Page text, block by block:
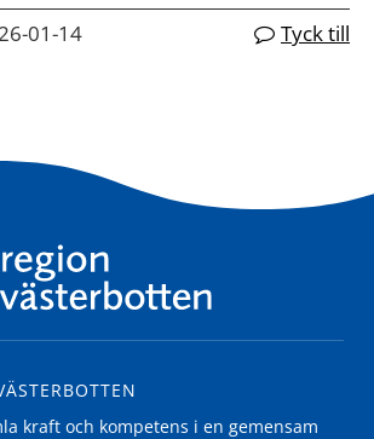
01-14 Tyck till
kraft och kompetens i en gemensam